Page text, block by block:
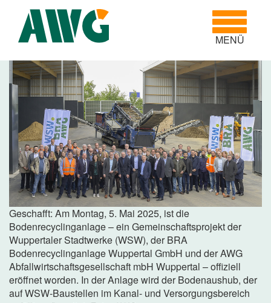
Toggle
MENÜ
Geschafft: Am Montag, 5. Mai 2025, ist die
Bodenrecyclinganlage – ein Gemeinschaftsprojekt der
Wuppertaler Stadtwerke (WSW), der BRA
Bodenrecyclinganlage Wuppertal GmbH und der AWG
Abfallwirtschaftsgesellschaft mbH Wuppertal – offiziell
eröffnet worden. In der Anlage wird der Bodenaushub, der
auf WSW-Baustellen im Kanal- und Versorgungsbereich